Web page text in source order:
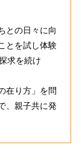
との日々に向
とを試し体験
求を続け
在り方」を問
、親子共に発